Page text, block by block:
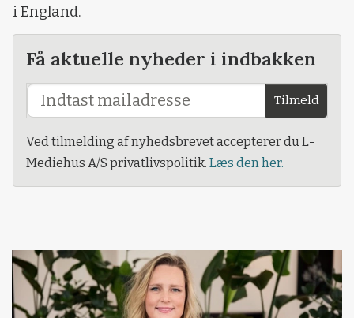
i England.
Få aktuelle nyheder i indbakken
Tilmeld
Ved tilmelding af nyhedsbrevet accepterer du L-
Mediehus A/S privatlivspolitik. Læs den her.